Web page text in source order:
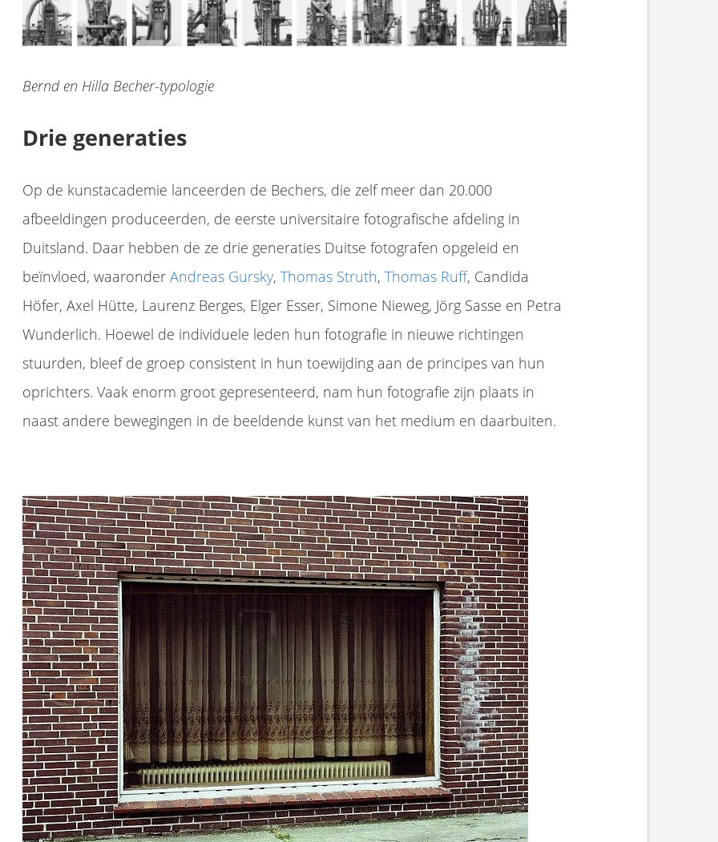
Bernd en Hilla Becher-typologie
Drie generaties
Op de kunstacademie lanceerden de Bechers, die zelf meer dan 20.000
afbeeldingen produceerden, de eerste universitaire fotografische afdeling in
Duitsland. Daar hebben de ze drie generaties Duitse fotografen opgeleid en
beïnvloed, waaronder Andreas Gursky, Thomas Struth, Thomas Ruff, Candida
Höfer, Axel Hütte, Laurenz Berges, Elger Esser, Simone Nieweg, Jörg Sasse en Petra
Wunderlich. Hoewel de individuele leden hun fotografie in nieuwe richtingen
stuurden, bleef de groep consistent in hun toewijding aan de principes van hun
oprichters. Vaak enorm groot gepresenteerd, nam hun fotografie zijn plaats in
naast andere bewegingen in de beeldende kunst van het medium en daarbuiten.